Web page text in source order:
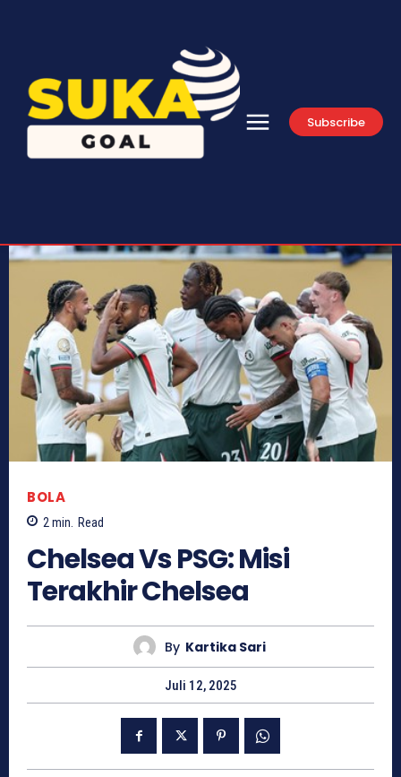
Subscribe
BOLA
2min. Read
Chelsea Vs PSG: Misi
Terakhir Chelsea
By Kartika Sari
Juli 12, 2025